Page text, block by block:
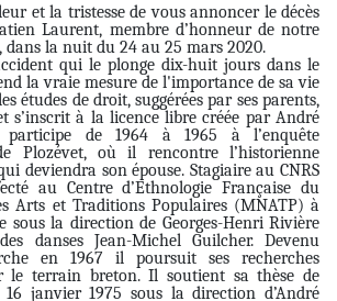
et la tristesse de vous annoncer le décès
Laurent, membre d’honneur de notre
dans la nuit du 24 au 25 mars 2020.
qui le plonge dix-huit jours dans le
la vraie mesure de l'importance de sa vie
études de droit, suggérées par ses parents,
s’inscrit à la licence libre créée par André
participe de 1964 à 1965 à l’enquête
Plozévet, où il rencontre l’historienne
deviendra son épouse. Stagiaire au CNRS
au Centre d’Ethnologie Française du
Arts et Traditions Populaires (MNATP) à
sous la direction de Georges-Henri Rivière
danses Jean-Michel Guilcher. Devenu
en 1967 il poursuit ses recherches
le terrain breton. Il soutient sa thèse de
janvier 1975 sous la direction d’André